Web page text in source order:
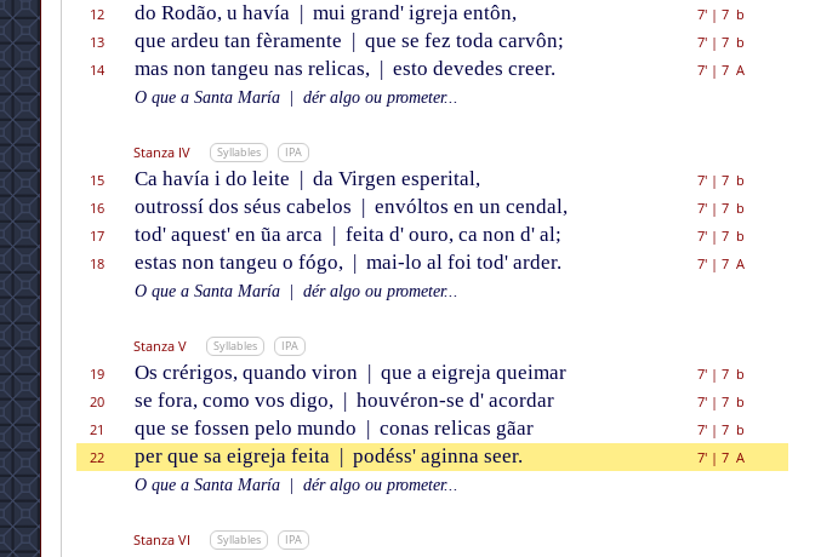
12
do Rodão, u havía | mui grand' igreja entôn, 7'| 7 b
13
que ardeu tan fèramente | que se fez toda carvôn; 7'| 7 b
14
mas non tangeu nas relicas, | esto devedes creer. 7'| 7 A
O que a Santa María
dér algo ou prometer...
Stanza IV Syllables IPA
15 Ca havía i do leite | da Virgen esperital, 7'| 7 b
16
outrossí dos séus cabelos | envóltos en un cendal, 7'| 7 b
17
tod' aquest' en ũa arca | feita d' ouro, ca non d' al; 7'| 7 b
18
estas non tangeu o fógo, | mai-lo al foi tod' arder. 7'| 7 A
O que a Santa María
dér algo ou prometer...
Stanza V Syllables IPA
19 Os crérigos, quando viron | que a eigreja queimar 7'| 7 b
20
se fora, como vos digo, | houvéron-se d' acordar 7'| 7 b
21
que se fossen pelo mundo | conas relicas gãar 7'| 7 b
22
per que sa eigreja feita | podéss' aginna seer. 7'| 7 A
O que a Santa María
dér algo ou prometer...
Stanza VI Syllables IPA